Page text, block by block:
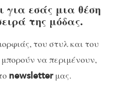
για εσάς μια θέση
της μόδας.
του στυλ και του
να περιμένουν,
newsletterμας.